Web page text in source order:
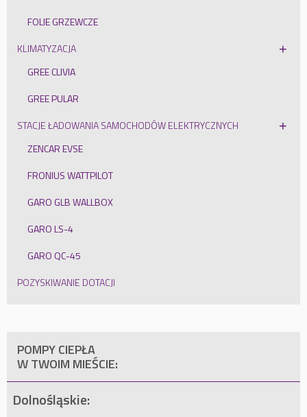
FOLIE GRZEWCZE
KLIMATYZACJA
GREE CLIVIA
GREE PULAR
STACJE ŁADOWANIA SAMOCHODÓW ELEKTRYCZNYCH
ZENCAR EVSE
FRONIUS WATTPILOT
GARO GLB WALLBOX
GARO LS-4
GARO QC-45
POZYSKIWANIE DOTACJI
POMPY CIEPŁA
W TWOIM MIEŚCIE:
Dolnośląskie: